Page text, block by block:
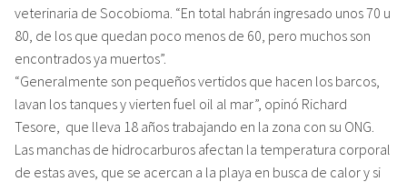
veterinaria de Socobioma. “En total habrán ingresado unos 70 u
80, de los que quedan poco menos de 60, pero muchos son
encontrados ya muertos”.
“Generalmente son pequeños vertidos que hacen los barcos,
lavan los tanques y vierten fuel oil al mar”, opinó Richard
Tesore, que lleva 18 años trabajando en la zona con su ONG.
Las manchas de hidrocarburos afectan la temperatura corporal
de estas aves, que se acercan a la playa en busca de calor y si